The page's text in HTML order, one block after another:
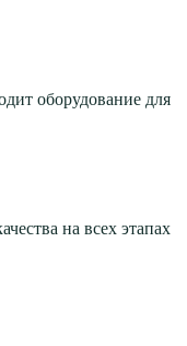
оборудование для
на всех этапах